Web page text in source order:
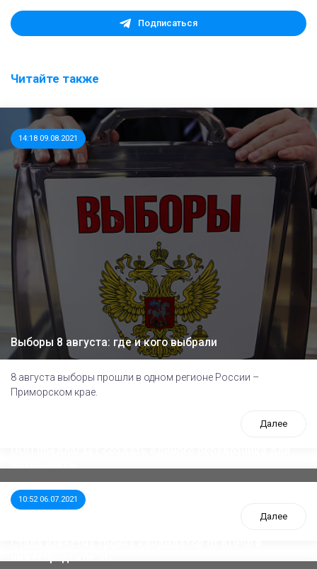
Подписаться
Читайте также
14:18 09.08.2021
Выборы 8 августа: где и кого выбрали
8 августа выборы прошли в одном регионе России –
Приморском крае.
Далее
10:52 06.07.2021
Далее